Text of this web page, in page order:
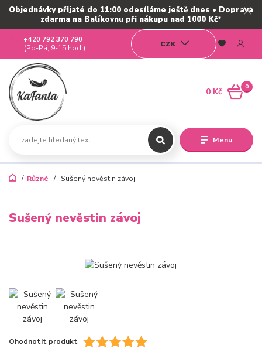
Objednávky přijaté do 11:00 odesíláme ještě dnes • Doprava
zdarma na Balíkovnu při nákupu nad 1000 Kč*
Menu
CZK
+420 792 370 790
(Po-Pá, 9-15 hod.)
0
0 Kč
Různé Sušený nevěstin závoj
Sušený nevěstin závoj
Ohodnotit produkt